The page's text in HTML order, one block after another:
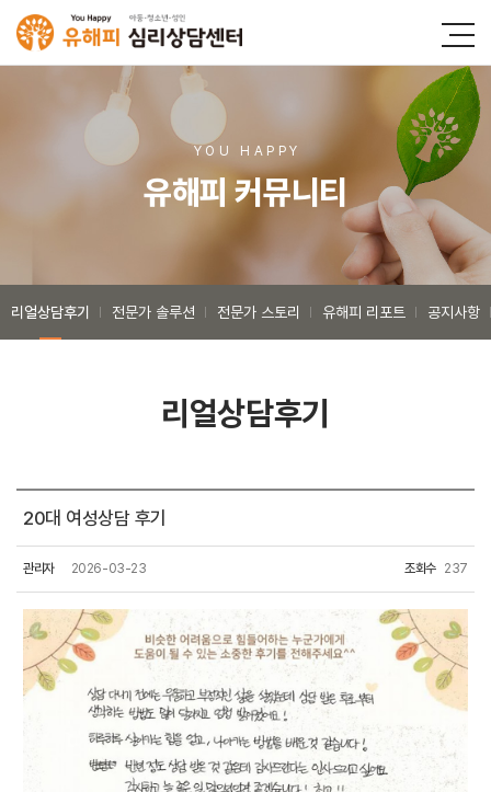
YOU HAPPY
유해피 커뮤니티
리얼상담후기 전문가 솔루션 전문가 스토리 유해피 리포트 공지사항
리얼상담후기
20대 여성상담 후기
관리자 2026-03-23 조회수 237